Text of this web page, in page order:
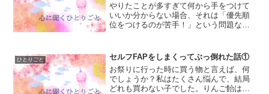
やりたことが多すぎて何から手をつけて
いいか分からない場合、それは「優先順
位をつけるのが苦手！」という問題なの
いから「体が動かない！」となっている
場合、それは体内で「自分...
ひとりごと
セルフFAPをしまくってぶっ倒れた話①
お祭りに行った時に買う物と言えば、何
でしょうか？私はたくさん悩んで、結局
どれも買わない子でした。りんご飴は大